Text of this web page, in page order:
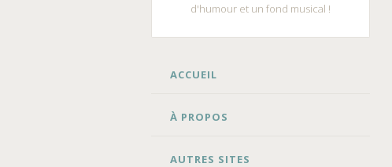
d'humour et un fond musical !
ALLER
CONTENU
ACCUEIL
À PROPOS
AUTRES SITES